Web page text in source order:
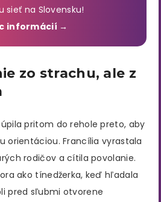
sieť na Slovensku!
informácií →
zo strachu, ale z
pritom do rehole preto, aby
orientáciou. Francília vyrastala
rodičov a cítila povolanie.
ako tínedžerka, keď hľadala
pred sľubmi otvorene